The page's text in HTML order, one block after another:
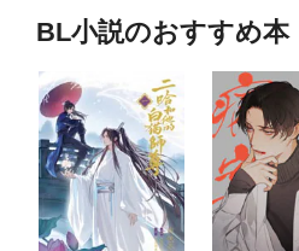
BL小説のおすすめ本